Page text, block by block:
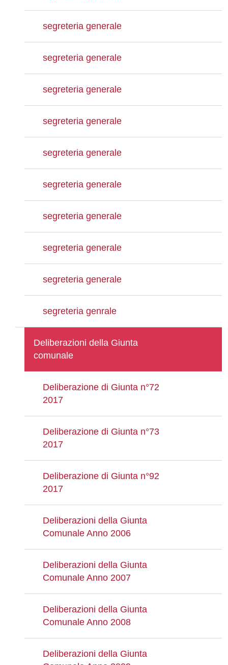
segreteria generale
segreteria generale
segreteria generale
segreteria generale
segreteria generale
segreteria generale
segreteria generale
segreteria generale
segreteria generale
segreteria genrale
Deliberazioni della Giunta
comunale
Deliberazione di Giunta n°72
2017
Deliberazione di Giunta n°73
2017
Deliberazione di Giunta n°92
2017
Deliberazioni della Giunta
Comunale Anno 2006
Deliberazioni della Giunta
Comunale Anno 2007
Deliberazioni della Giunta
Comunale Anno 2008
Deliberazioni della Giunta